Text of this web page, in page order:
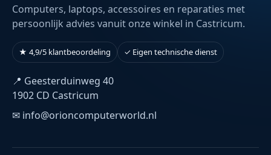
Computers, laptops, accessoires en reparaties met
persoonlijk advies vanuit onze winkel in Castricum.
★ 4,9/5 klantbeoordeling ✓ Eigen technische dienst
📍 Geesterduinweg 40
1902 CD Castricum
✉ info@orioncomputerworld.nl